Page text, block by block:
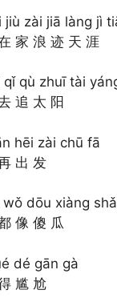
jiù zài jiā làng jì
家 浪 迹 天 涯
qù zhuī tài
追 太 阳
hēi zài chū fā
出 发
dōu xiàng
像 傻 瓜
dé gān gà
尴 尬